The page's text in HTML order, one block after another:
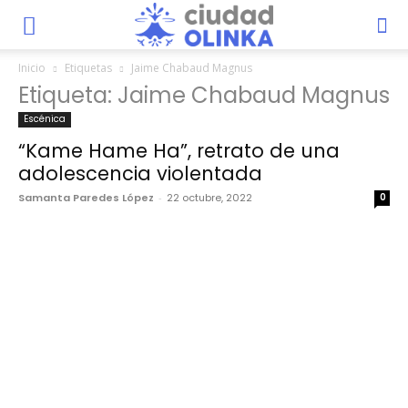
Inicio Etiquetas Jaime Chabaud Magnus
Etiqueta: Jaime Chabaud Magnus
Escénica
“Kame Hame Ha”, retrato de una
adolescencia violentada
Samanta Paredes López - 22 octubre, 2022 0